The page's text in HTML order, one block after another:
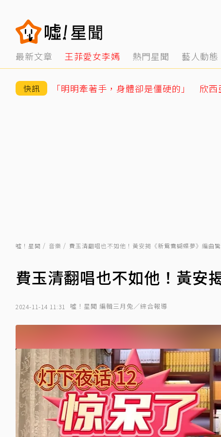
最新文章 王菲愛女李嫣 熱門星聞 藝人動態
快訊
噓！星聞 音樂 費玉清翻唱也不如他！黃安揭《新鴛鴦蝴蝶夢》編曲
費玉清翻唱也不如他！黃安
2024-11-14 11:31 噓！星聞 編輯三月兔／綜合報導